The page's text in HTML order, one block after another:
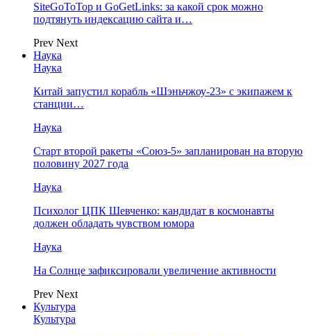
SiteGoToTop и GoGetLinks: за какой срок можно
подтянуть индексацию сайта и…
Prev Next
Наука
Наука
Китай запустил корабль «Шэньчжоу-23» с экипажем к
станции…
Наука
Старт второй ракеты «Союз-5» запланирован на вторую
половину 2027 года
Наука
Психолог ЦПК Шевченко: кандидат в космонавты
должен обладать чувством юмора
Наука
На Солнце зафиксировали увеличение активности
Prev Next
Культура
Культура